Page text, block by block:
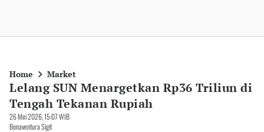
Home Market
Lelang SUN Menargetkan Rp36 Triliun di
Tengah Tekanan Rupiah
26 Mei 2026, 15:07 WIB
Bonaventura Sigit